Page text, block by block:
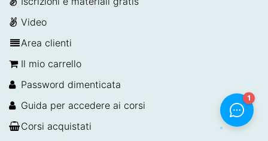
Video
Area clienti
Il mio carrello
Password dimenticata
Guida per accedere ai corsi
Corsi acquistati